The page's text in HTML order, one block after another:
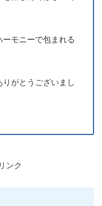
モニーで包まれる
りがとうございまし
ンク